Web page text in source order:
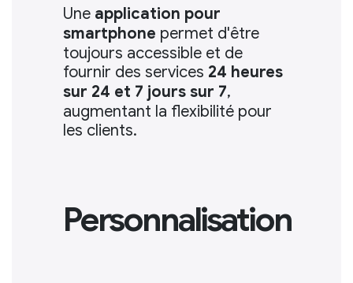
Une application pour
smartphone permet d'être
toujours accessible et de
fournir des services 24 heures
sur 24 et 7 jours sur 7,
augmentant la flexibilité pour
les clients.
Personnalisation